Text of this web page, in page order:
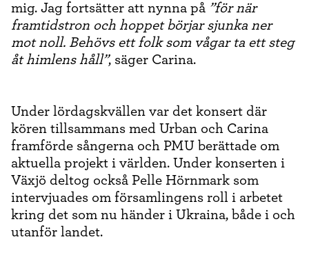
mig. Jag fortsätter att nynna på ”för när
framtidstron och hoppet börjar sjunka ner
mot noll. Behövs ett folk som vågar ta ett steg
åt himlens håll”, säger Carina.
Under lördagskvällen var det konsert där
kören tillsammans med Urban och Carina
framförde sångerna och PMU berättade om
aktuella projekt i världen. Under konserten i
Växjö deltog också Pelle Hörnmark som
intervjuades om församlingens roll i arbetet
kring det som nu händer i Ukraina, både i och
utanför landet.